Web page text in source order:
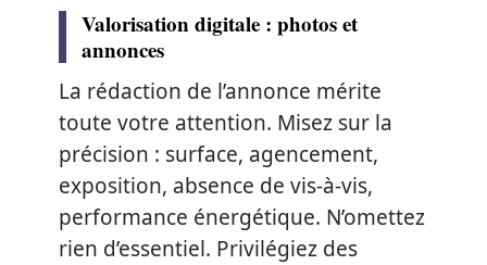
Valorisation digitale : photos et
annonces
La rédaction de l’annonce mérite
toute votre attention. Misez sur la
précision : surface, agencement,
exposition, absence de vis-à-vis,
performance énergétique. N’omettez
rien d’essentiel. Privilégiez des